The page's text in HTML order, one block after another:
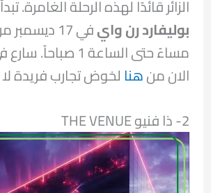
الزائر قائدًا لهذه الرحلة الغامرة.
بوليفارد رن واي
مساءً حتى الساعة 1
الان منهنا لخوض تجارب فريدة
2- ذا فنيو THE VENUE